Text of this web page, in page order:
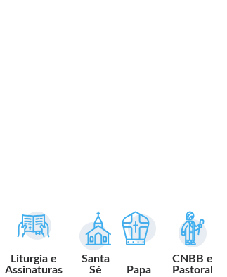
Liturgia e
Assinaturas
Santa
Sé
Papa
CNBB e
Pastoral